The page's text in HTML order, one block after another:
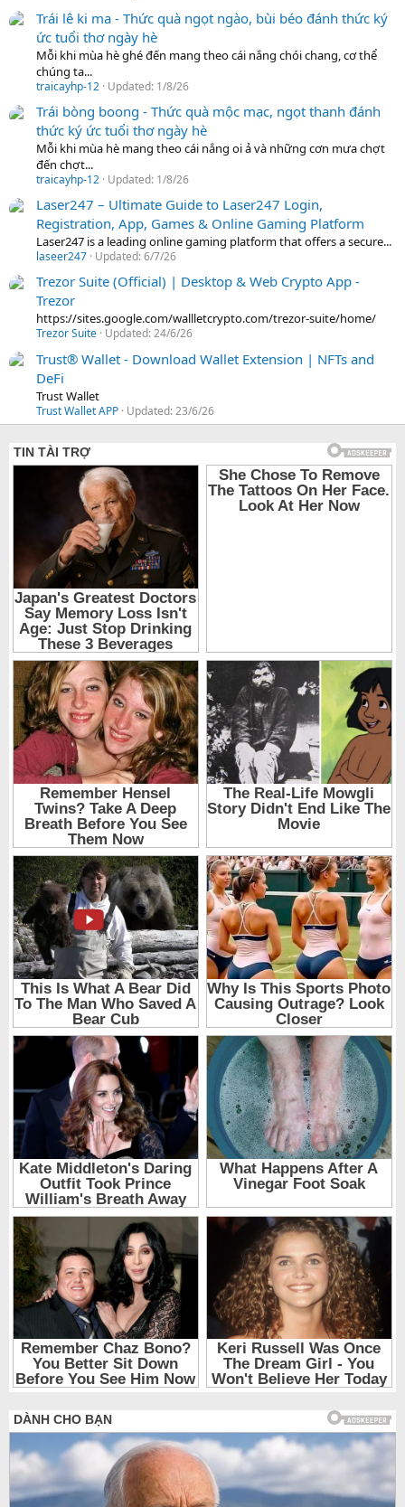
Trái lê ki ma - Thức quà ngọt ngào, bùi béo đánh thức ký
ức tuổi thơ ngày hè
Mỗi khi mùa hè ghé đến mang theo cái nắng chói chang, cơ thể
chúng ta...
traicayhp-12 Updated: 1/8/26
Trái bòng boong - Thức quà mộc mạc, ngọt thanh đánh
thức ký ức tuổi thơ ngày hè
Mỗi khi mùa hè mang theo cái nắng oi ả và những cơn mưa chợt
đến chợt...
traicayhp-12 Updated: 1/8/26
Laser247 – Ultimate Guide to Laser247 Login,
Registration, App, Games & Online Gaming Platform
Laser247 is a leading online gaming platform that offers a secure...
laseer247 Updated:6/7/26
Trezor Suite (Official) | Desktop & Web Crypto App -
Trezor
https://sites.google.com/wallletcrypto.com/trezor-suite/home/
Trezor Suite Updated:24/6/26
Trust® Wallet - Download Wallet Extension | NFTs and
DeFi
Trust Wallet
Trust Wallet APP Updated:23/6/26